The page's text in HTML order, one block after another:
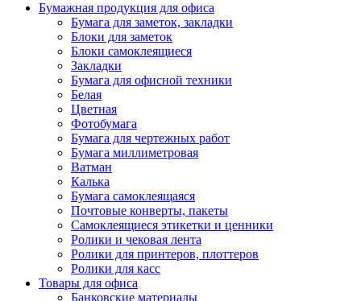
Бумажная продукция для офиса
Бумага для заметок, закладки
Блоки для заметок
Блоки самоклеящиеся
Закладки
Бумага для офисной техники
Белая
Цветная
Фотобумага
Бумага для чертежных работ
Бумага миллиметровая
Ватман
Калька
Бумага самоклеящаяся
Почтовые конверты, пакеты
Самоклеящиеся этикетки и ценники
Ролики и чековая лента
Ролики для принтеров, плоттеров
Ролики для касс
Товары для офиса
Банковские материалы